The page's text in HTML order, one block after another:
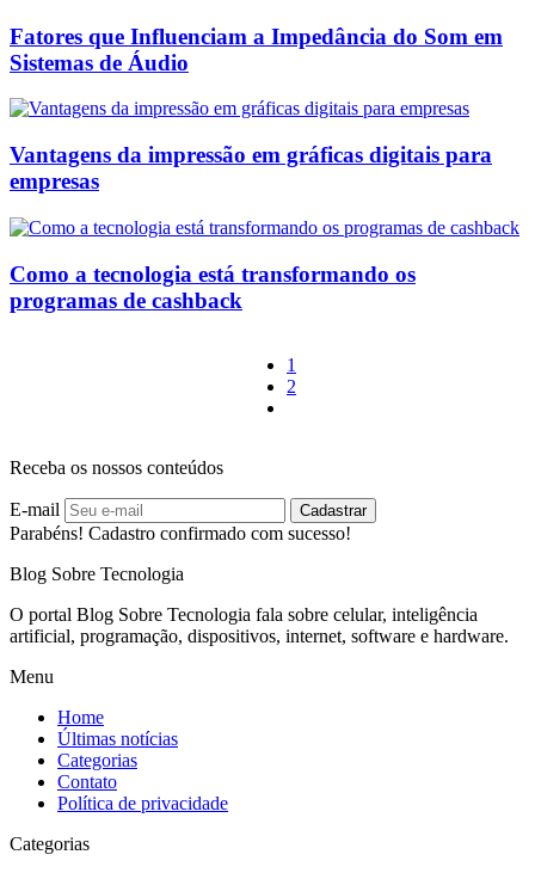
Fatores que Influenciam a Impedância do Som em
Sistemas de Áudio
Vantagens da impressão em gráficas digitais para
empresas
Como a tecnologia está transformando os
programas de cashback
1
2
Receba os nossos conteúdos
E-mail Cadastrar
Parabéns! Cadastro confirmado com sucesso!
Blog Sobre Tecnologia
O portal Blog Sobre Tecnologia fala sobre celular, inteligência
artificial, programação, dispositivos, internet, software e hardware.
Menu
Home
Últimas notícias
Categorias
Contato
Política de privacidade
Categorias